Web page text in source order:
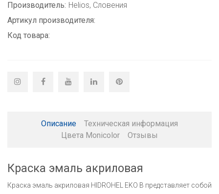
Производитель: Helios, Словения
Артикул производителя:
Код товара:
Описание
Техническая информация
Цвета Monicolor
Отзывы
Краска эмаль акриловая
Краска эмаль акриловая HIDROHEL EKO B представляет собой